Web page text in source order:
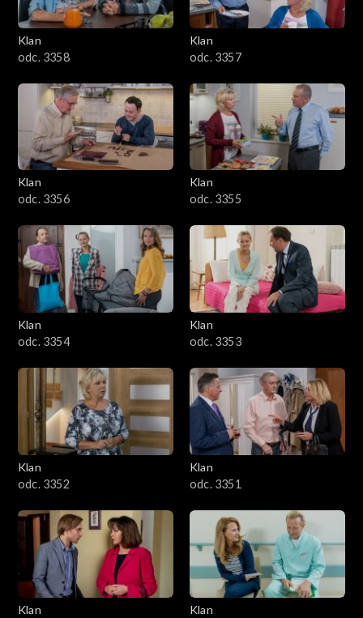
Klan
odc. 3358
Klan
odc. 3357
Klan
odc. 3356
Klan
odc. 3355
Klan
odc. 3354
Klan
odc. 3353
Klan
odc. 3352
Klan
odc. 3351
Klan
Klan